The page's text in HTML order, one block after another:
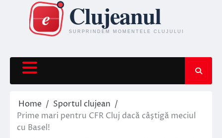
content
Home
Sportul clujean
Prime mari pentru CFR Cluj dacă câştigă meciul
cu Basel!